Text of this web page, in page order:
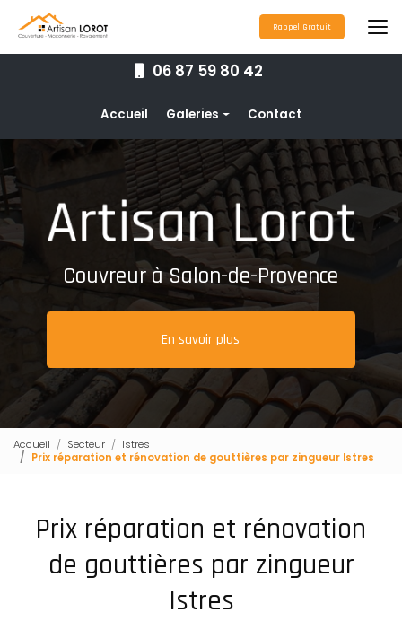
contenu
principal
06 87 59 80 42
Accueil Galeries
Couverture
Nettoyage toiture
Ravalement de façade
Étanchéité toiture
Maçonnerie
Pose de gouttières
Contact
Rappel Gratuit
Couvreur à Salon-de-Provence
En savoir plus
Accueil Secteur
Istres
Prix réparation et rénovation de gouttières par zingueur Istres
Prix réparation et rénovation
de gouttières par zingueur
Istres